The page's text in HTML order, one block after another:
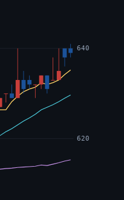
620
640